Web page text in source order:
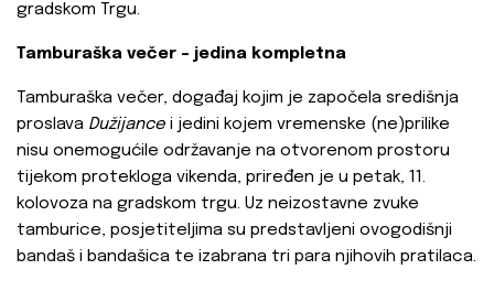
gradskom Trgu.
Tamburaška večer – jedina kompletna
Tamburaška večer, događaj kojim je započela središnja
proslava Dužijance i jedini kojem vremenske (ne)prilike
nisu onemogućile održavanje na otvorenom prostoru
tijekom protekloga vikenda, priređen je u petak, 11.
kolovoza na gradskom trgu. Uz neizostavne zvuke
tamburice, posjetiteljima su predstavljeni ovogodišnji
bandaš i bandašica te izabrana tri para njihovih pratilaca.